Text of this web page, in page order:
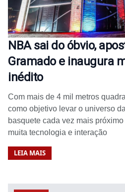
NBA sai do óbvio,
Gramado e inaugura
inédito
Com mais de 4 mil metros
como objetivo levar o universo
basquete cada vez mais
muita tecnologia e interação
LEIA MAIS